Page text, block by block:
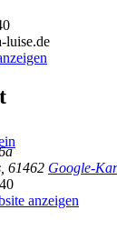
luise.de
61462 Google-
anzeigen